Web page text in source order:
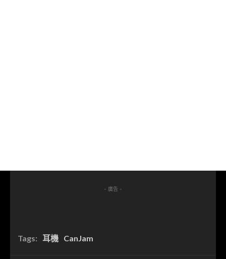
- 廣告 -
Tags: 耳機 CanJam